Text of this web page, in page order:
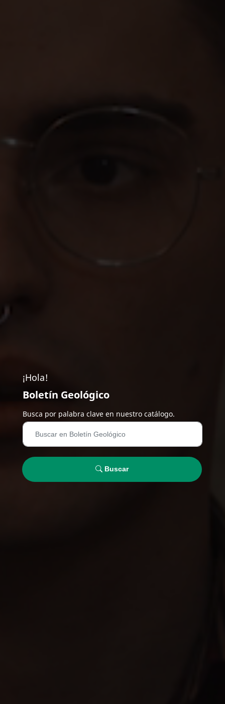
¡Hola!
Boletín Geológico
Busca por palabra clave en nuestro catálogo.
Buscar